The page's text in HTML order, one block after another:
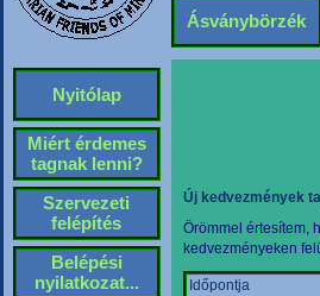
Ásványbörzék
Nyitólap
Miért érdemes
tagnak lenni?
Szervezeti
felépítés
Belépési
nyilatkozat...
Új kedvezmények
Örömmel értesítem,
kedvezményeken
Időpontja